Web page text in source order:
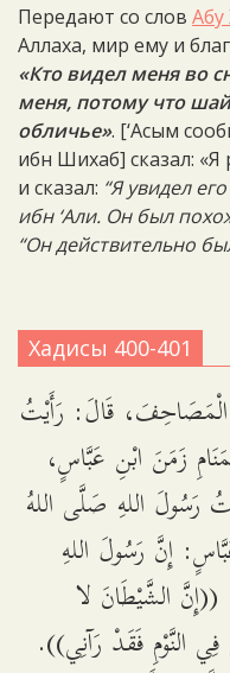
Передают со слов
Аллаха, мир ему и
«Кто видел меня во
меня, потому что
обличье». [‘Асым
ибн Шихаб] сказал: «Я
и сказал: “Я увидел
ибн ‘Али. Он был
“Он действительно
Хадисы 400-401
قَالَ: رَأَيْتُ
زَمَنَ ابْنِ عَبَّاسٍ،
اللهِ صَلَّى اللهُ
إِنَّ رَسُولَ اللهِ
الشَّيْطَانَ لا
النَّوْمِ فَقَدْ رَآنِي)).